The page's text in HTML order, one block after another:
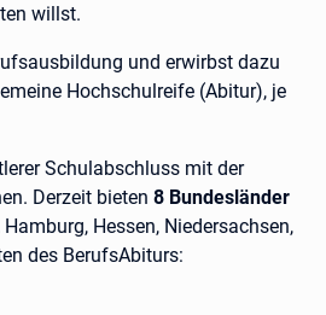
willst.
und erwirbst dazu
Hochschulreife (Abitur), je
Schulabschluss mit der
Derzeit bieten 8 Bundesländer
Hessen, Niedersachsen,
des BerufsAbiturs: